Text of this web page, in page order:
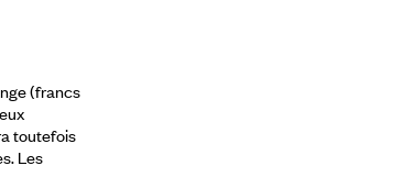
(francs
toutefois
Les